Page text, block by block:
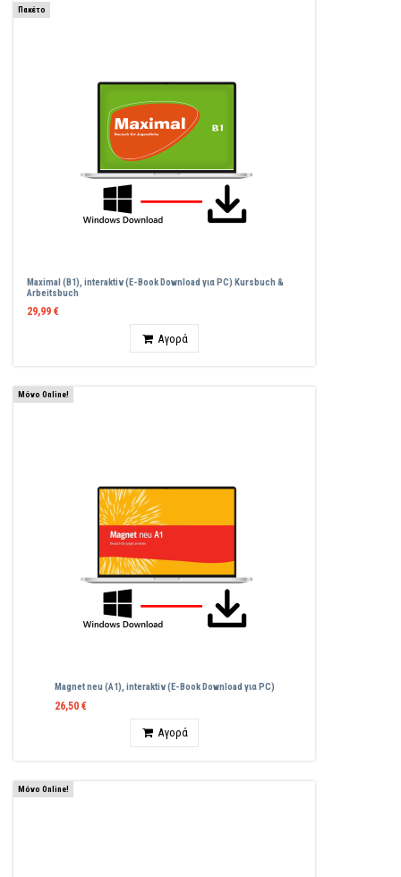
Πακέτο
Maximal (B1), interaktiv (E-Book Download για PC) Kursbuch &
Arbeitsbuch
29,99 €
Αγορά
Μόνο Online!
Magnet neu (A1), interaktiv (E-Book Download για PC)
26,50 €
Αγορά
Μόνο Online!